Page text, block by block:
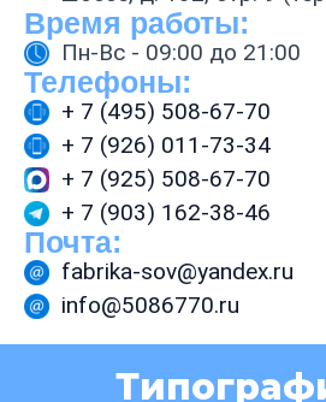
Время работы:
Пн-Вс - 09:00 до 21:00
Телефоны:
+ 7 (495) 508-67-70
+ 7 (926) 011-73-34
+ 7 (925) 508-67-70
+ 7 (903) 162-38-46
Почта:
fabrika-sov@yandex.ru
info@5086770.ru